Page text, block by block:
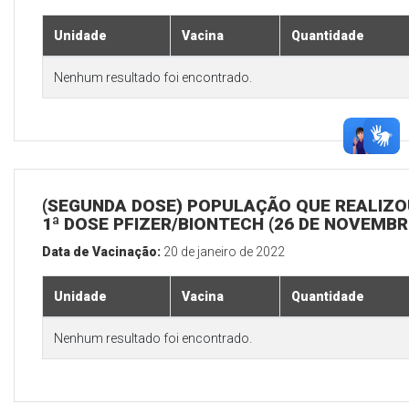
Unidade Vacina Quantidade
Nenhum resultado foi encontrado.
(SEGUNDA DOSE) POPULAÇÃO QUE
1ª DOSE PFIZER/BIONTECH (26 DE
Data de Vacinação: 20 de janeiro de 2022
Unidade Vacina Quantidade
Nenhum resultado foi encontrado.